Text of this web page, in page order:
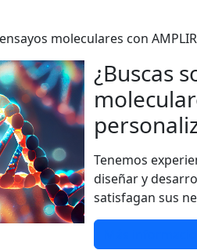
moleculares con
¿Buscas
Tenemos
diseñar y
satisfagan sus